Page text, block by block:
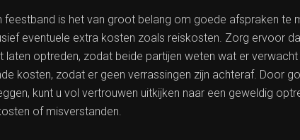
feestband is het van groot belang om goede afspraken te
eventuele extra kosten zoals reiskosten. Zorg ervoor
laten optreden, zodat beide partijen weten wat er
kosten, zodat er geen verrassingen zijn achteraf. Door
kunt u vol vertrouwen uitkijken naar een geweldig
of misverstanden.